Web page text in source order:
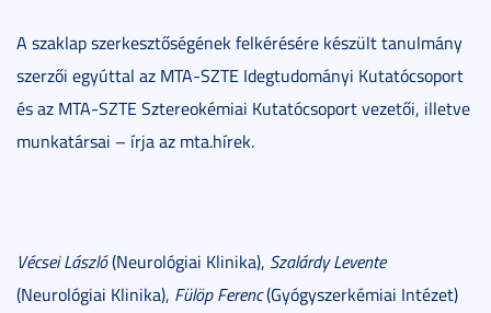
A szaklap szerkesztőségének felkérésére készült tanulmány
szerzői egyúttal az MTA-SZTE Idegtudományi Kutatócsoport
és az MTA-SZTE Sztereokémiai Kutatócsoport vezetői, illetve
munkatársai – írja az mta.hírek.
Vécsei László(Neurológiai Klinika), Szalárdy Levente
(Neurológiai Klinika), Fülöp Ferenc(Gyógyszerkémiai Intézet)